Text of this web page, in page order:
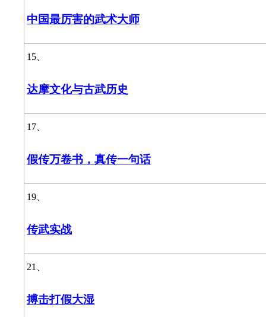
中国最厉害的武术大师
15、
达摩文化与古武历史
17、
假传万卷书，真传一句话
19、
传武实战
21、
搏击打假大湿